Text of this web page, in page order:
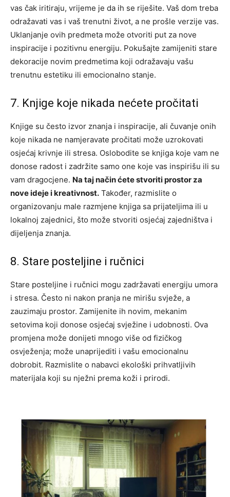
vas čak iritiraju, vrijeme je da ih se riješite. Vaš dom treba
odražavati vas i vaš trenutni život, a ne prošle verzije vas.
Uklanjanje ovih predmeta može otvoriti put za nove
inspiracije i pozitivnu energiju. Pokušajte zamijeniti stare
dekoracije novim predmetima koji odražavaju vašu
trenutnu estetiku ili emocionalno stanje.
7. Knjige koje nikada nećete pročitati
Knjige su često izvor znanja i inspiracije, ali čuvanje onih
koje nikada ne namjeravate pročitati može uzrokovati
osjećaj krivnje ili stresa. Oslobodite se knjiga koje vam ne
donose radost i zadržite samo one koje vas inspirišu ili su
vam dragocjene. Na taj način ćete stvoriti prostor za
nove ideje i kreativnost. Također, razmislite o
organizovanju male razmjene knjiga sa prijateljima ili u
lokalnoj zajednici, što može stvoriti osjećaj zajedništva i
dijeljenja znanja.
8. Stare posteljine i ručnici
Stare posteljine i ručnici mogu zadržavati energiju umora
i stresa. Često ni nakon pranja ne mirišu svježe, a
zauzimaju prostor. Zamijenite ih novim, mekanim
setovima koji donose osjećaj svježine i udobnosti. Ova
promjena može donijeti mnogo više od fizičkog
osvježenja; može unaprijediti i vašu emocionalnu
dobrobit. Razmislite o nabavci ekološki prihvatljivih
materijala koji su nježni prema koži i prirodi.